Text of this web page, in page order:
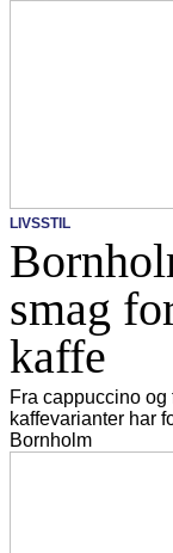
LIVSSTIL
smag
kaffe
Fra cappuccino
kaffevarianter har
Bornholm